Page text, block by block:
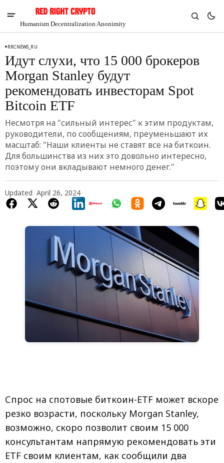
Humanism Decentralization Anonimity
Chia
$1.36
-1.71%
RRCNEWS_RU
Идут слухи, что 15 000 брокеров
Morgan Stanley будут
рекомендовать инвесторам Spot
Bitcoin ETF
Несмотря на "сильный интерес" к этим продуктам,
руководители, по сообщениям, преуменьшают их
масштаб: "Наши клиенты не ставят все на биткоин.
Для большинства из них это довольно интересно,
поэтому они вкладывают немного денег."
Updated April 26, 2024
Спрос на спотовые биткоин-ETF может вскоре
резко возрасти, поскольку Morgan Stanley,
возможно, скоро позволит своим 15 000
консультантам напрямую рекомендовать эти
ETF своим клиентам, как сообщили два